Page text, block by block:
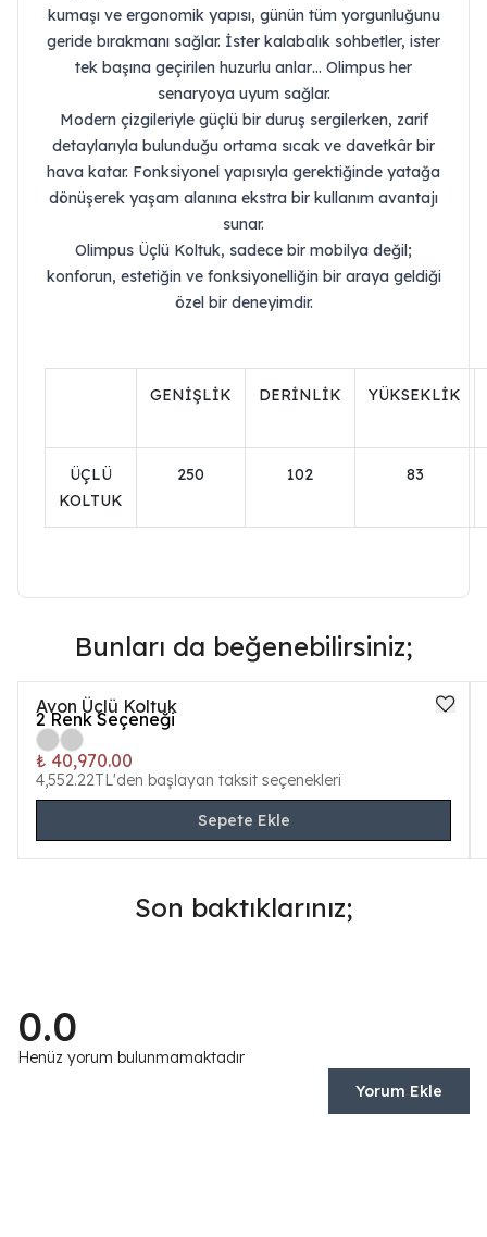
kumaşı ve ergonomik yapısı, günün tüm yorgunluğunu
geride bırakmanı sağlar. İster kalabalık sohbetler, ister
tek başına geçirilen huzurlu anlar… Olimpus her
senaryoya uyum sağlar.
Modern çizgileriyle güçlü bir duruş sergilerken, zarif
detaylarıyla bulunduğu ortama sıcak ve davetkâr bir
hava katar. Fonksiyonel yapısıyla gerektiğinde yatağa
dönüşerek yaşam alanına ekstra bir kullanım avantajı
sunar.
Olimpus Üçlü Koltuk, sadece bir mobilya değil;
konforun, estetiğin ve fonksiyonelliğin bir araya geldiği
özel bir deneyimdir.
GENİŞLİK DERİNLİK YÜKSEKLİK
ÜÇLÜ
KOLTUK
250 102 83
Bunları da beğenebilirsiniz;
Avon Üçlü Koltuk
2 Renk Seçeneği
₺ 40,970.00
4,552.22TL'den başlayan taksit seçenekleri
Sepete Ekle
Son baktıklarınız;
0.0
Henüz yorum bulunmamaktadır
Yorum Ekle